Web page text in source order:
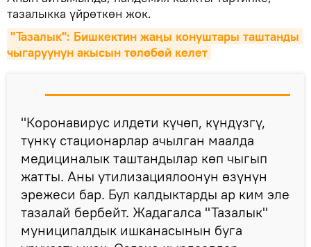
тазалыкка үйрөткөн жок.
"Тазалык": Бишкектин жаңы конуштары таштанды
чыгаруунун акысын төлөбөй келет
"Коронавирус илдети күчөп, күндүзгү,
түнкү стационарлар ачылган маалда
медициналык таштандылар көп чыгып
жатты. Аны утилизациялоонун өзүнүн
эрежеси бар. Бул калдыктарды ар ким эле
тазалай бербейт. Жадагалса "Тазалык"
муниципалдык ишканасынын буга